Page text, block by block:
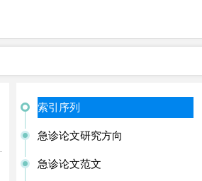
索引序列
急诊论文研究方向
急诊论文范文